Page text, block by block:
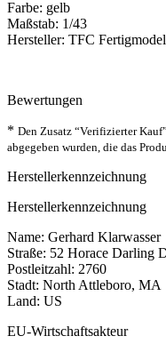
Farbe: gelb
Maßstab: 1/43
Hersteller: TFC
Bewertungen
* Den Zusatz “Verifizierter
abgegeben wurden, die das
Herstellerkennzeichnung
Herstellerkennzeichnung
Name: Gerhard Klarwasser
Straße: 52 Horace Darling
Postleitzahl: 2760
Stadt: North Attleboro, MA
Land: US
EU-Wirtschaftsakteur